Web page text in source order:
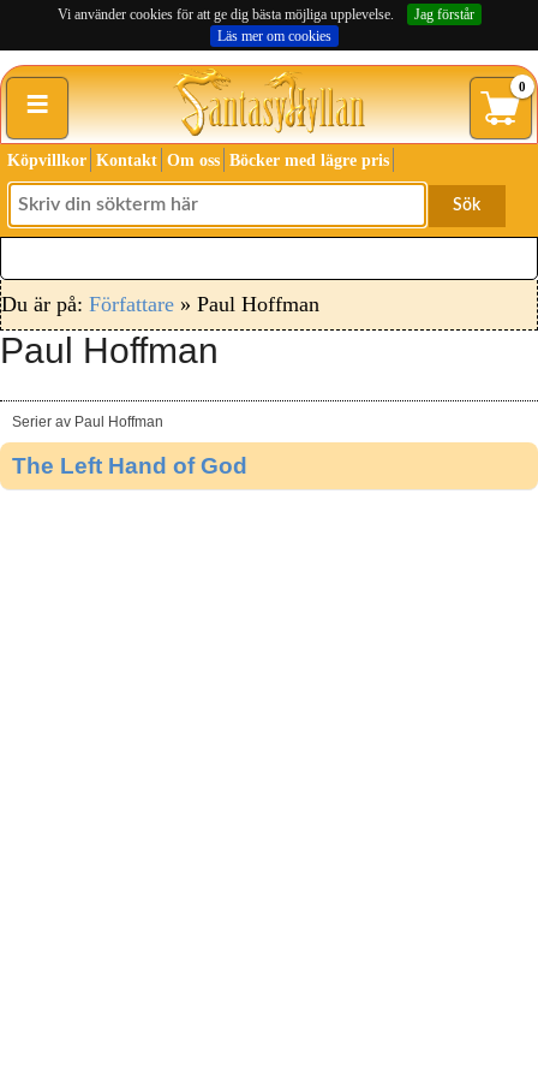
Vi använder cookies för att ge dig bästa möjliga upplevelse.
Jag förstår
Läs mer om cookies
≡ 0
Köpvillkor Kontakt Om oss Böcker med lägre pris
Sök
Du är på: Författare » Paul Hoffman
Paul Hoffman
Serier av Paul Hoffman
The Left Hand of God